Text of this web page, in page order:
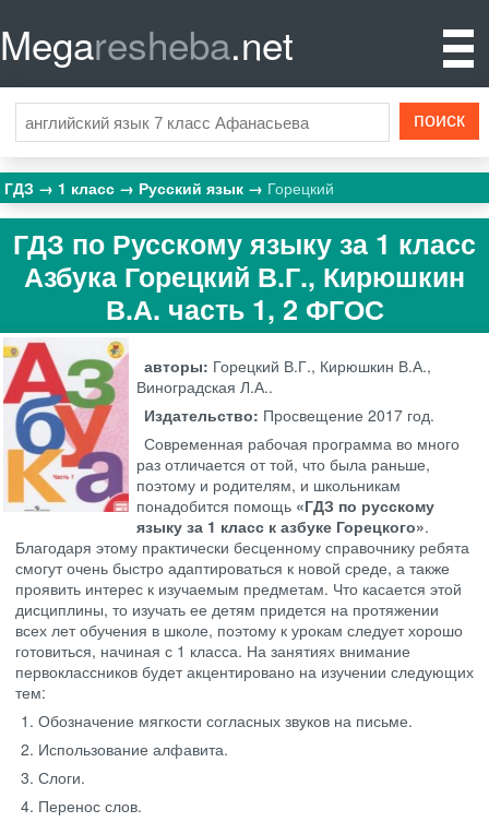
Megaresheba.net
ГДЗ 1 класс Русский язык Горецкий
ГДЗ по Русскому языку за 1 класс
Азбука Горецкий В.Г., Кирюшкин
В.А. часть 1, 2 ФГОС
авторы: Горецкий В.Г., Кирюшкин В.А.,
Виноградская Л.А..
Издательство: Просвещение 2017 год.
Современная рабочая программа во много
раз отличается от той, что была раньше,
поэтому и родителям, и школьникам
понадобится помощь «ГДЗ по русскому
языку за 1 класс к азбуке Горецкого».
Благодаря этому практически бесценному справочнику ребята
смогут очень быстро адаптироваться к новой среде, а также
проявить интерес к изучаемым предметам. Что касается этой
дисциплины, то изучать ее детям придется на протяжении
всех лет обучения в школе, поэтому к урокам следует хорошо
готовиться, начиная с 1 класса. На занятиях внимание
первоклассников будет акцентировано на изучении следующих
тем:
Обозначение мягкости согласных звуков на письме.
Использование алфавита.
Слоги.
Перенос слов.